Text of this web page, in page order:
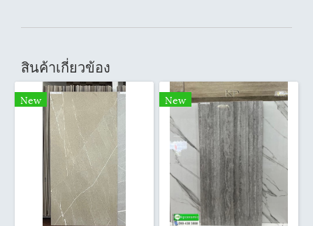
สินค้าเกี่ยวข้อง
New New